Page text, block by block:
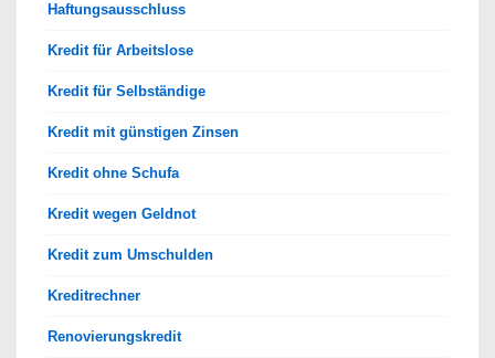
Haftungsausschluss
Kredit für Arbeitslose
Kredit für Selbständige
Kredit mit günstigen Zinsen
Kredit ohne Schufa
Kredit wegen Geldnot
Kredit zum Umschulden
Kreditrechner
Renovierungskredit